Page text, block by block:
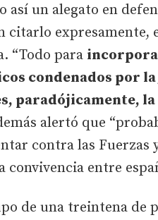
un alegato en
citarlo expresamente,
“Todo para
condenados por
paradójicamente,
alertó que
contra las Fuerzas
entre
de una treintena de